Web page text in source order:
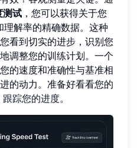
测试 ，您可以获得关于您
解率的精确数据。这种
看到切实的进步，识别您
调整您的训练计划。一个
的速度和准确性与基准相
的动力。准备好看看您的
跟踪您的进度。